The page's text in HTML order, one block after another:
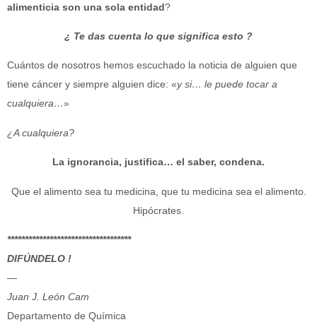
alimenticia son una sola entidad?
¿ Te das cuenta lo que significa esto ?
Cuántos de nosotros hemos escuchado la noticia de alguien que
tiene cáncer y siempre alguien dice: «y si… le puede tocar a
cualquiera…»
¿A cualquiera?
La ignorancia, justifica… el saber, condena.
Que el alimento sea tu medicina, que tu medicina sea el alimento.
Hipócrates.
***********************************
DIFÚNDELO !
—
Juan J. León Cam
Departamento de Química